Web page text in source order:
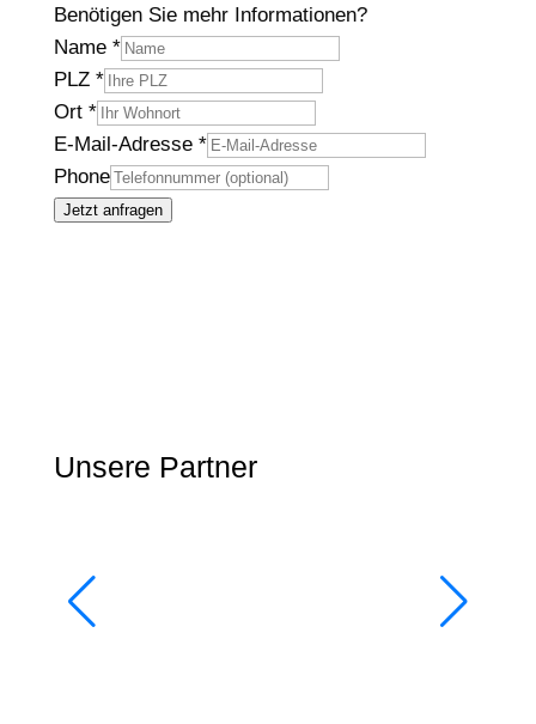
Benötigen Sie mehr Informationen?
Name *
PLZ *
Ort *
E-Mail-Adresse *
Phone
Jetzt anfragen
Unsere Partner